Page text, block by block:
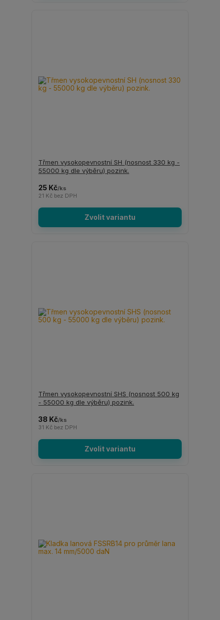
Třmen vysokopevnostní SH (nosnost 330 kg -
55000 kg dle výběru) pozink.
25 Kč/ks
21 Kč bez DPH
Zvolit variantu
Třmen vysokopevnostní SHS (nosnost 500 kg
- 55000 kg dle výběru) pozink.
38 Kč/ks
31 Kč bez DPH
Zvolit variantu